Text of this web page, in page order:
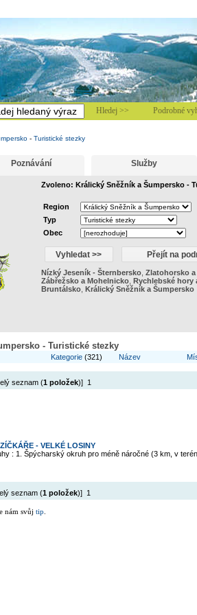
Hledej >> Podrobné
- Turistické stezky
Poznávání Služby
Zvoleno: Králický Sněžník a Šumpersko -
Region
Typ
Obec
Nízký Jeseník - Šternbersko, Zlatohorsko
Zábřežsko a Mohelnicko, Rychlebské hory
Bruntálsko, Králický Sněžník a Šumpersko
- Turistické stezky
Kategorie(321) Název
seznam (1 položek)] 1
- VELKÉ LOSINY
: 1. Špýcharský okruh pro méně náročné (3 km, v
seznam (1 položek)] 1
nám svůj tip